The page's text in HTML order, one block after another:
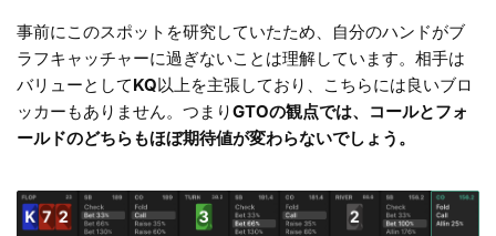
事前にこのスポットを研究していたため、自分のハンドがブ
ラフキャッチャーに過ぎないことは理解しています。相手は
バリューとしてKQ以上を主張しており、こちらには良いブロ
ッカーもありません。つまりGTOの観点では、コールとフォ
ールドのどちらもほぼ期待値が変わらないでしょう。